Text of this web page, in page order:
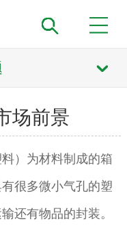
场前景
）为材料制成的箱
很多微小气孔的塑
还有物品的封装。